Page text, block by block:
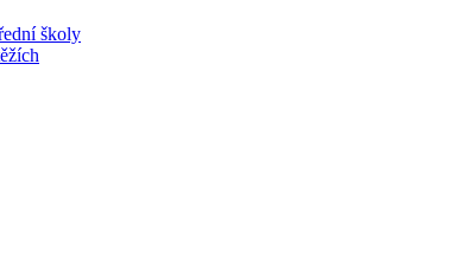
školy